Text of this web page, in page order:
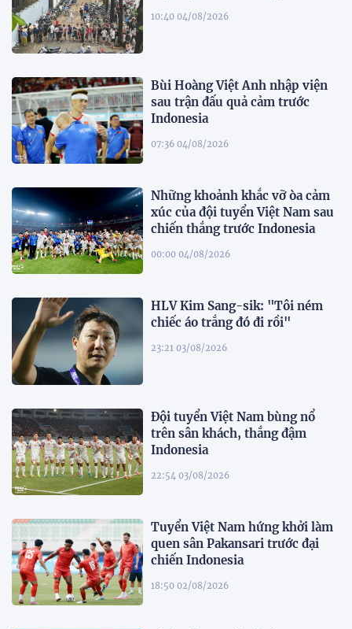
10:40 04/08/2026
Bùi Hoàng Việt Anh nhập viện
sau trận đấu quả cảm trước
Indonesia
07:36 04/08/2026
Những khoảnh khắc vỡ òa cảm
xúc của đội tuyển Việt Nam sau
chiến thắng trước Indonesia
00:00 04/08/2026
HLV Kim Sang-sik: "Tôi ném
chiếc áo trắng đó đi rồi"
23:21 03/08/2026
Đội tuyển Việt Nam bùng nổ
trên sân khách, thắng đậm
Indonesia
22:54 03/08/2026
Tuyển Việt Nam hứng khởi làm
quen sân Pakansari trước đại
chiến Indonesia
18:50 02/08/2026